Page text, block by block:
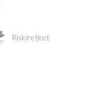
Riskiretket